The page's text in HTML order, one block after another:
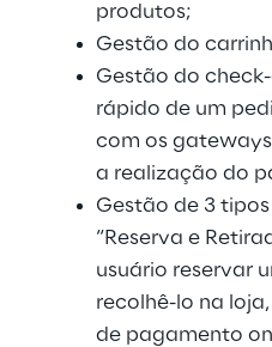
produtos;
Gestão do
Gestão do
rápido de um
com os
a realização do
Gestão de 3
“Reserva e
usuário reservar
recolhê-lo na
de pagamento